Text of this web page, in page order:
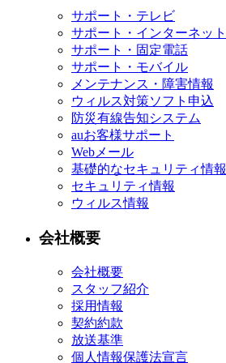
サポート・テレビ
サポート・インターネット
サポート・固定電話
サポート・モバイル
メンテナンス・障害情報
ウィルス対策ソフト申込
防災有線告知システム
auお客様サポート
Webメール
基礎的なセキュリティ情報
セキュリティ情報
ウィルス情報
会社概要
会社概要
スタッフ紹介
採用情報
契約約款
放送基準
個人情報保護法宣言